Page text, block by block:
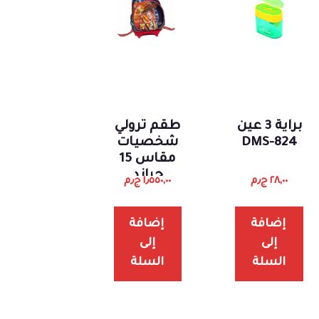
براية 3 عين
DMS-824
٢٨,٠٠ ج٫م
إضافة
إلى
السلة
طقم ترولي
شخصيات
مقاس 15
جراند
سكاي
١٫٥٥٠,٠٠ ج٫م
إضافة
إلى
السلة